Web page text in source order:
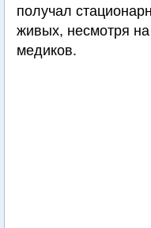
получал
живых, несмотря
медиков.